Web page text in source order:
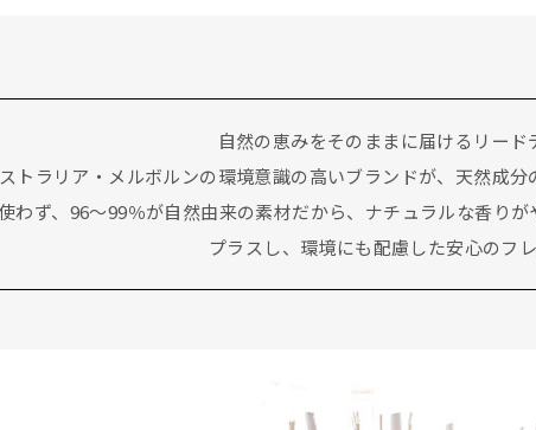
自然の恵みをそのままに届けるリード
トラリア・メルボルンの環境意識の高いブランドが、天然成分
わず、96〜99％が自然由来の素材だから、ナチュラルな香り
プラスし、環境にも配慮した安心のフ